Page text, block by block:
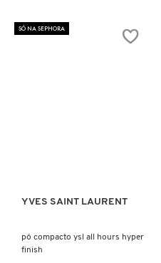
GUCCI
Ver mais
YVES SAINT LAURENT
pó compacto ysl all hours hyper
finish
SÓ NA SEPHORA